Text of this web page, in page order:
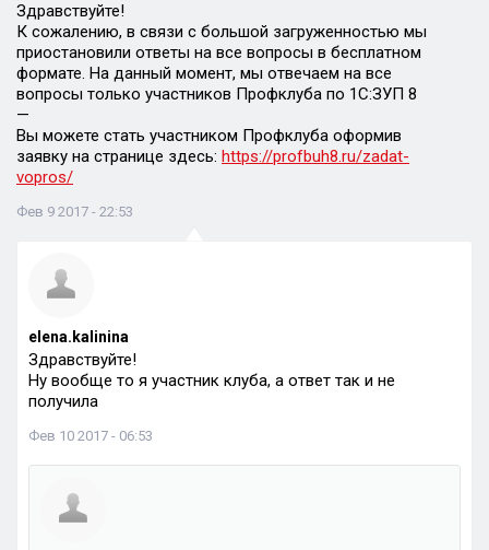
Здравствуйте!
К сожалению, в связи с большой загруженностью мы
приостановили ответы на все вопросы в бесплатном
формате. На данный момент, мы отвечаем на все
вопросы только участников Профклуба по 1С:ЗУП 8
—
Вы можете стать участником Профклуба оформив
заявку на странице здесь: https://profbuh8.ru/zadat-
vopros/
Фев 9 2017 - 22:53
elena.kalinina
Здравствуйте!
Ну вообще то я участник клуба, а ответ так и не
получила
Фев 10 2017 - 06:53